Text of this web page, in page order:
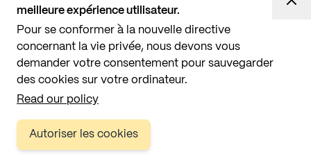
meilleure expérience utilisateur.
Pour se conformer à la nouvelle directive
concernant la vie privée, nous devons vous
demander votre consentement pour sauvegarder
des cookies sur votre ordinateur.
Read our policy
Autoriser les cookies
Politique de cookies
Abonnez-vous et découvrez toutes nos actualités,
lancements et projets d'éclairage.
S'abonner
Copyright © 2026 BPM Lighting, SL. Tous droits réservés.